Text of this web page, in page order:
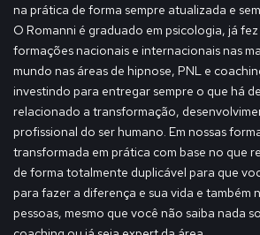
na prática de forma sempre atualizada e
O Romanni é graduado em psicologia, já
formações nacionais e internacionais nas
mundo nas áreas de hipnose, PNL e
investindo para entregar sempre o que há
relacionado a transformação,
profissional do ser humano. Em nossas
transformada em prática com base no que
de forma totalmente duplicável para que
para fazer a diferença e sua vida e também
pessoas, mesmo que você não saiba nada